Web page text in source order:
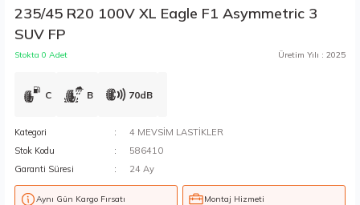
235/45 R20 100V XL Eagle F1 Asymmetric 3
SUV FP
Stokta 0 Adet Üretim Yılı : 2025
C B 70dB
Kategori
4 MEVSİM LASTİKLER
Stok Kodu
586410
Garanti Süresi
24 Ay
Aynı Gün Kargo Fırsatı Montaj Hizmeti